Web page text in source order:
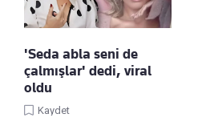
'Seda abla seni de
çalmışlar' dedi, viral
oldu
Kaydet